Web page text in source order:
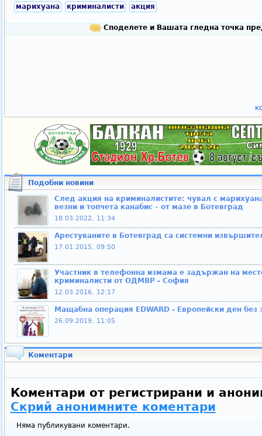
марихуана криминалисти акция
Споделете и Вашата гледна точка
Подобни новини
След акция на криминалистите: чувал с
везни и топчета канабис – от мазе в Ботевград
18.03.2022, 11:34
Арестуваните в Ботевград са системни
17.01.2015, 09:50
Участник в телефонна измама е задържан на
криминалисти от ОДМВР - София
12.03.2016, 12:17
Мащабна операция EDWARD - Европейски ден без
26.09.2019, 11:05
Коментари
Коментари от регистрирани и
Скрий анонимните коментари
Няма публикувани коментари.